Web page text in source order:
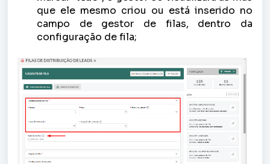
que ele mesmo criou ou está inserido no
campo de gestor de filas, dentro da
configuração de fila;